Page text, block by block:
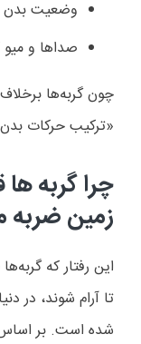
وضعیت بدن
صداها و
چون گربه‌ها
«ترکیب حرکات
چرا گربه
زمین ضربه
این رفتار که
تا آرام شوند، در
شده است. بر اساس